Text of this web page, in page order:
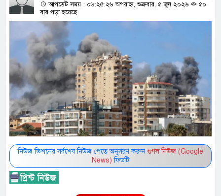
আপডেট সময় : ০৬:২৫:২৬ অপরাহ্ন, শুক্রবার, ৫ জুন ২০২৬
৫০
বার পড়া হয়েছে
নিউজ ভিশনের সর্বশেষ নিউজ পেতে অনুসরণ করুন গুগল নিউজ (Google
News) ফিডটি